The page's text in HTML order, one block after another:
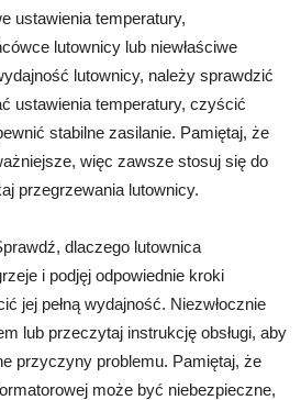
ustawienia temperatury,
lutownicy lub niewłaściwe
lutownicy, należy sprawdzić
ustawienia temperatury, czyścić
stabilne zasilanie. Pamiętaj, że
więc zawsze stosuj się do
przegrzewania lutownicy.
dlaczego lutownica
i podjęj odpowiednie kroki
jej pełną wydajność. Niezwłocznie
lub przeczytaj instrukcję obsługi, aby
przyczyny problemu. Pamiętaj, że
może być niebezpieczne,